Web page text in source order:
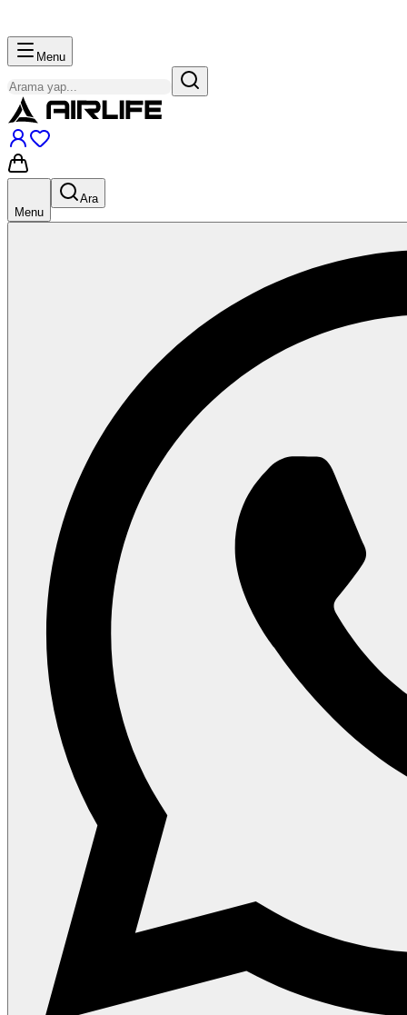
Menu
Menu
Ara